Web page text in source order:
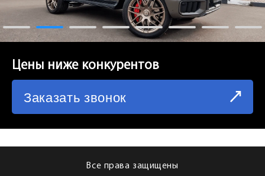
ПОЧЕМУ ВЫБИРАЮТ НАС
ЧТО ПРЕДЛАГАЕМ
ЧТО ПОЛУЧИТЕ
Цены ниже конкурентов
Заказать звонок
Все права защищены